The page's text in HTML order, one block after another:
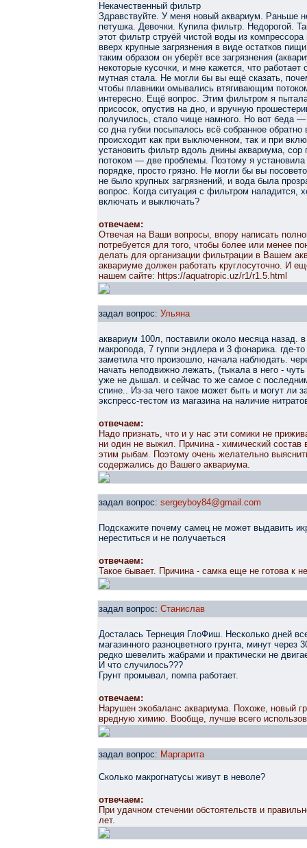
Некачественный фильтр
Здравствуйте. У меня новый аквариум. Раньше
петушка. Девочки. Купила фильтр. Недорогой.
этот фильтр струёй чистой воды из
вверх крупные загрязнения в виде остатков
таким образом он уберёт все загрязнения
некоторые кусочки, и мне кажется, что
мутная стала. Не могли бы вы ещё сказать,
чтобы плавники омывались втягивающим
интересно. Ещё вопрос. Этим фильтром я
присосок, опустив на дно, и вручную
получилось, стало чище намного. Но вот беда
со дна губки посыпалось всё собранное
происходит как при выключенном, так и при
установить фильтр вдоль днины аквариума, сор
потоком — две проблемы. Поэтому я
порядке, просто грязно. Не могли бы вы
не было крупных загрязнений, и вода была
вопрос. Когда ситуация с фильтром наладится,
включать и выключать?
отвечаем:
Отвечая на Ваши вопросы, впору написать
потребуется для того, чтобы более или менее
делать для организации фильтрации в Вашем
аквариуме должен работать круглосуточно. И
нашем сайте: https://aquatropic.uz/r1/r1.5.html
задал вопрос: Ульяна
аквариум 100л, поставили около месяца назад.
макропода, 7 гуппи эндлера и 3 фонарика. где-
заметила что произошло, начала наблюдать.
начать неподвижно лежать, (тыкала в него -
уже не дышал. и сейчас то же самое с
спине.. Из-за чего такое может быть и могут ли
экспресс-тестом из магазина на наличие
отвечаем:
Надо признать, что и у нас эти сомики не
ни один не выжил. Причина - химический состав
этим рыбам. Поэтому очень желательно
содержались до Вашего аквариума.
задал вопрос: sergeyboy84@gmail.com
Подскажите почему самец не может выдавить
нереститься и не получаеться
отвечаем:
Такое бывает. Причина - самка еще не готова к
задал вопрос: Станислав
Досталась Тернеция ГлоФиш. Несколько дней
магазинного разноцветного грунта, минут
редко шевелить жабрами и практически не
И что случилось???
Грунт промывал, помпа работает.
отвечаем:
Нарушен экобаланс аквариума. Похоже, новый
вредную химию. Вообще, лучше всего
задал вопрос: Маргарита
Сколько макрогнатусы живут в неволе?
отвечаем:
При удачном стечении обстоятельств и
лет.